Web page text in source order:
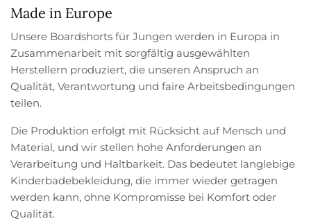
Made in Europe
Unsere Boardshorts für Jungen werden in Europa in
Zusammenarbeit mit sorgfältig ausgewählten
Herstellern produziert, die unseren Anspruch an
Qualität, Verantwortung und faire Arbeitsbedingungen
teilen.
Die Produktion erfolgt mit Rücksicht auf Mensch und
Material, und wir stellen hohe Anforderungen an
Verarbeitung und Haltbarkeit. Das bedeutet langlebige
Kinderbadebekleidung, die immer wieder getragen
werden kann, ohne Kompromisse bei Komfort oder
Qualität.